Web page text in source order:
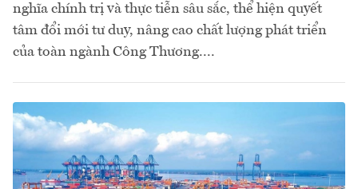
nghĩa chính trị và thực tiễn sâu sắc, thể hiện quyết
tâm đổi mới tư duy, nâng cao chất lượng phát triển
của toàn ngành Công Thương....